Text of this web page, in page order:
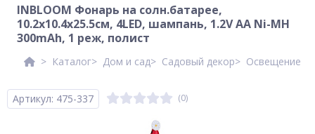
INBLOOM Фонарь на солн.батарее,
10.2х10.4х25.5см, 4LED, шампань, 1.2V AA Ni-MH
300mAh, 1 реж, полист
Каталог Дом и сад Садовый декор Освещение
Артикул: 475-337 (0)